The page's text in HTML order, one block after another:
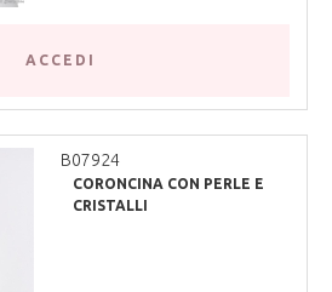
ACCEDI
B07924
CORONCINA CON PERLE E
CRISTALLI